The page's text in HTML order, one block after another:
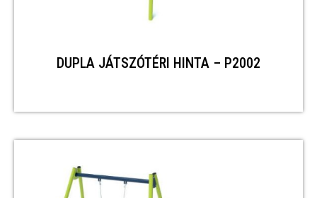
DUPLA JÁTSZÓTÉRI HINTA – P2002